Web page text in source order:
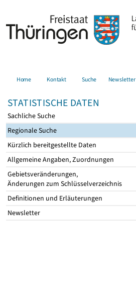
Home Kontakt Suche Newsletter
STATISTISCHE DATEN
Sachliche Suche
Regionale Suche
Kürzlich bereitgestellte Daten
Allgemeine Angaben, Zuordnungen
Gebietsveränderungen,
Änderungen zum Schlüsselverzeichnis
Definitionen und Erläuterungen
Newsletter